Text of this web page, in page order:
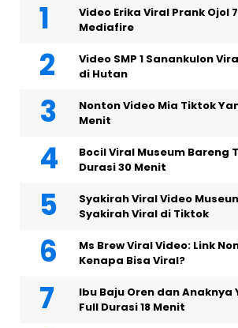
Video Erika Viral Prank Ojol
Mediafire
Video SMP 1 Sanankulon
di Hutan
Nonton Video Mia Tiktok
Menit
Bocil Viral Museum Bareng
Durasi 30 Menit
Syakirah Viral Video
Syakirah Viral di Tiktok
Ms Brew Viral Video: Link
Kenapa Bisa Viral?
Ibu Baju Oren dan Anaknya
Full Durasi 18 Menit